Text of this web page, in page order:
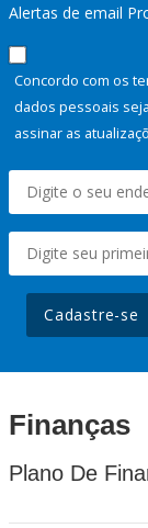
Alertas de email
Concordo com os
dados pessoais
assinar as
Cadastre-se
Finanças
Plano De